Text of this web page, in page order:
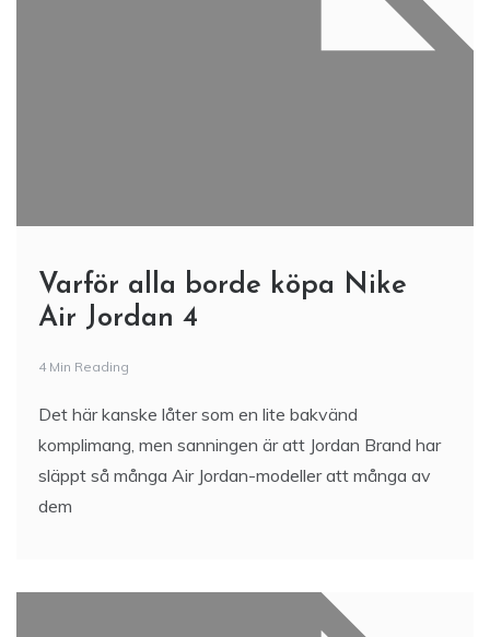
Varför alla borde köpa Nike
Air Jordan 4
4 Min Reading
Det här kanske låter som en lite bakvänd
komplimang, men sanningen är att Jordan Brand har
släppt så många Air Jordan-modeller att många av
dem